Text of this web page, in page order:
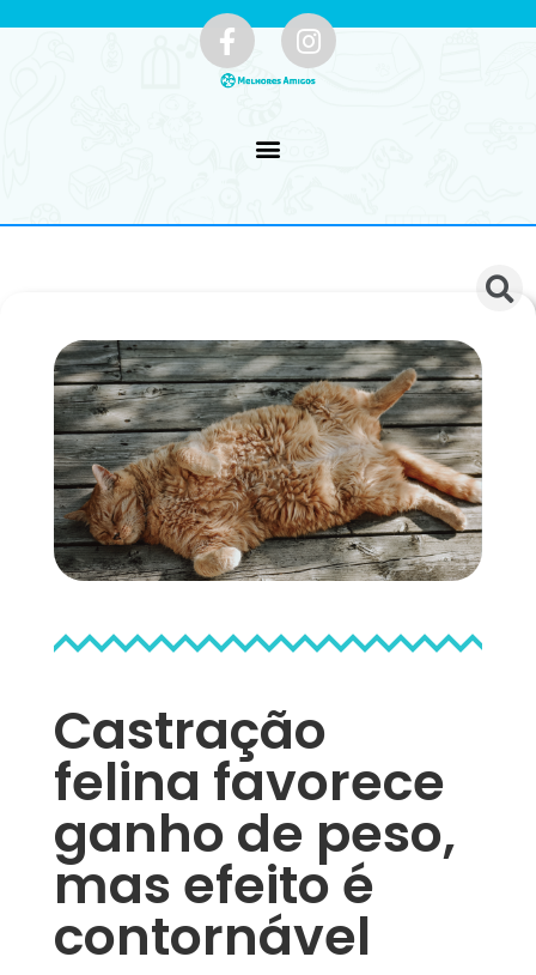
Castração
felina favorece
ganho de peso,
mas efeito é
contornável